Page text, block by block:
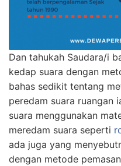
Dan tahukah Saudara/i
kedap suara dengan
bahas sedikit tentang
peredam suara ruangan
suara menggunakan
meredam suara seperti
ada juga yang
dengan metode